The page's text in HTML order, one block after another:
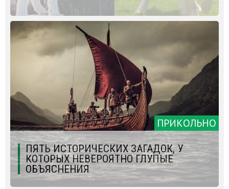
ПРИКОЛЬНО
ПЯТЬ ИСТОРИЧЕСКИХ ЗАГАДОК, У
КОТОРЫХ НЕВЕРОЯТНО ГЛУПЫЕ
ОБЪЯСНЕНИЯ